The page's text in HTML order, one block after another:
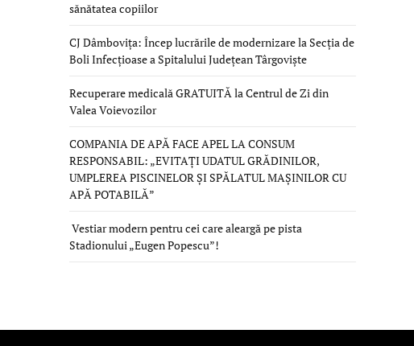
sănătatea copiilor
CJ Dâmbovița: Încep lucrările de modernizare la Secția de
Boli Infecțioase a Spitalului Județean Târgoviște
Recuperare medicală GRATUITĂ la Centrul de Zi din
Valea Voievozilor
COMPANIA DE APĂ FACE APEL LA CONSUM
RESPONSABIL: „EVITAȚI UDATUL GRĂDINILOR,
UMPLEREA PISCINELOR ȘI SPĂLATUL MAȘINILOR CU
APĂ POTABILĂ”
Vestiar modern pentru cei care aleargă pe pista
Stadionului „Eugen Popescu”!